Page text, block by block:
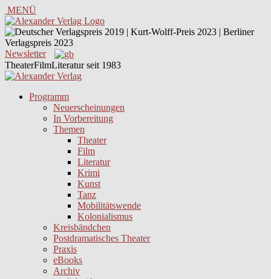
MENÜ
Newsletter
TheaterFilmLiteratur seit 1983
Programm
Neuerscheinungen
In Vorbereitung
Themen
Theater
Film
Literatur
Krimi
Kunst
Tanz
Mobilitätswende
Kolonialismus
Kreisbändchen
Postdramatisches Theater
Praxis
eBooks
Archiv